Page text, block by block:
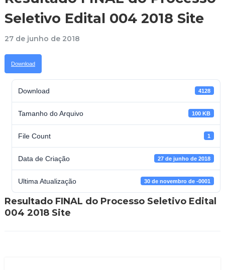
Seletivo Edital 004 2018 Site
27 de junho de 2018
Download
Download 4128
Tamanho do Arquivo 100 KB
File Count 1
Data de Criação 27 de junho de 2018
Ultima Atualização 30 de novembro de -0001
Resultado FINAL do Processo Seletivo Edital
004 2018 Site